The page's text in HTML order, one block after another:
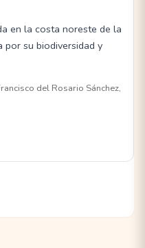
en la costa noreste de la
por su biodiversidad y
del Rosario Sánchez,